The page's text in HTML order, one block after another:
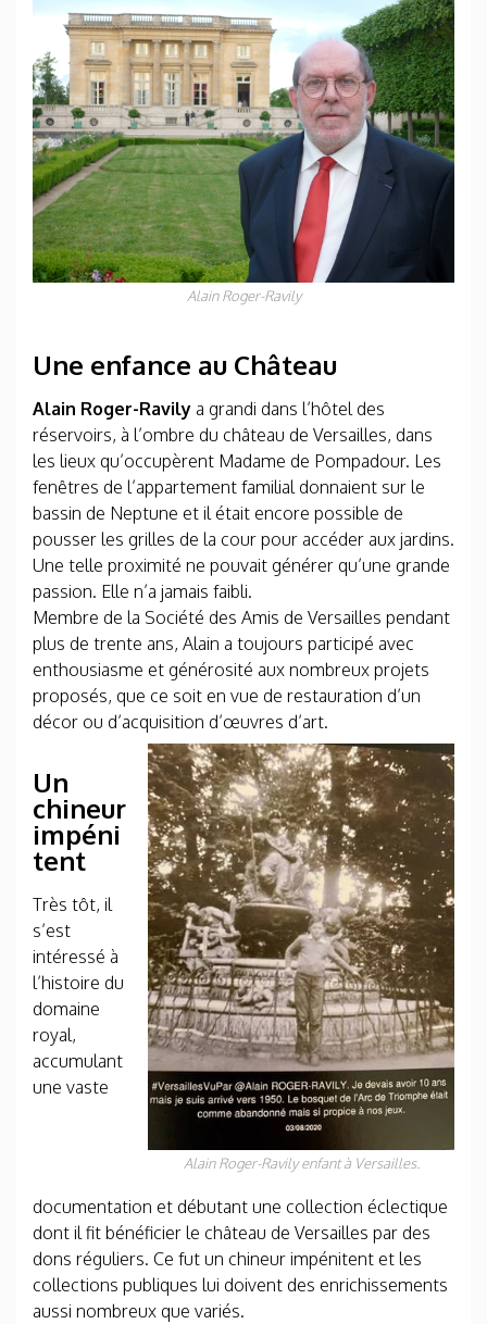
Alain Roger-Ravily
Une enfance au Château
Alain Roger-Ravily a grandi dans l’hôtel des
réservoirs, à l’ombre du château de Versailles, dans
les lieux qu’occupèrent Madame de Pompadour. Les
fenêtres de l’appartement familial donnaient sur le
bassin de Neptune et il était encore possible de
pousser les grilles de la cour pour accéder aux jardins.
Une telle proximité ne pouvait générer qu’une grande
passion. Elle n’a jamais faibli.
Membre de la Société des Amis de Versailles pendant
plus de trente ans, Alain a toujours participé avec
enthousiasme et générosité aux nombreux projets
proposés, que ce soit en vue de restauration d’un
décor ou d’acquisition d’œuvres d’art.
Alain Roger-Ravily enfant à Versailles.
Un
chineur
impéni
tent
Très tôt, il
s’est
intéressé à
l’histoire du
domaine
royal,
accumulant
une vaste
documentation et débutant une collection éclectique
dont il fit bénéficier le château de Versailles par des
dons réguliers. Ce fut un chineur impénitent et les
collections publiques lui doivent des enrichissements
aussi nombreux que variés.